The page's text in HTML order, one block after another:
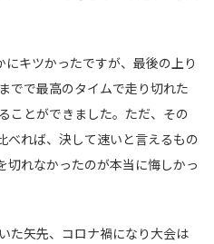
キツかったですが、最後の上り
でで最高のタイムで走り切れた
ことができました。ただ、その
べれば、決して速いと言えるもの
切れなかったのが本当に悔しかっ
た矢先、コロナ禍になり大会は